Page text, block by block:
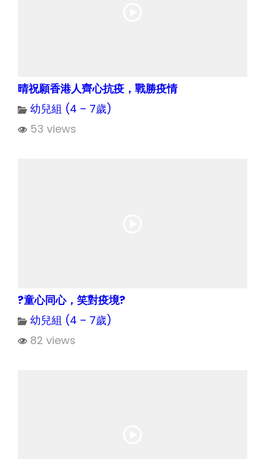
晴祝願香港人齊心抗疫，戰勝疫情
幼兒組 (4 – 7歲)
53 views
?童心同心，笑對疫境?
幼兒組 (4 – 7歲)
82 views